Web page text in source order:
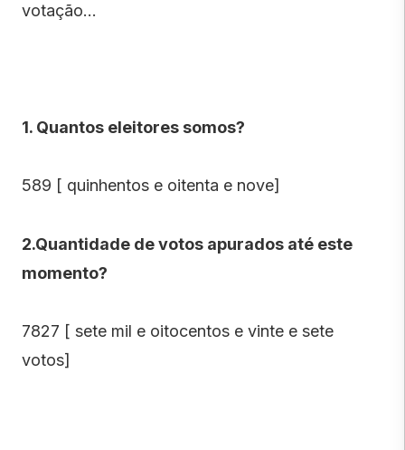
votação…
1. Quantos eleitores somos?
589 [ quinhentos e oitenta e nove]
2.Quantidade de votos apurados até este
momento?
7827 [ sete mil e oitocentos e vinte e sete
votos]